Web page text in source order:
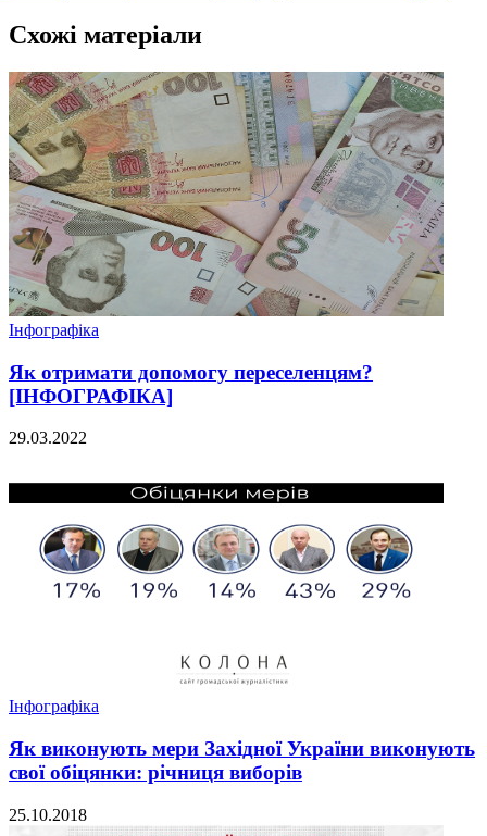
Схожі матеріали
Інфографіка
Як отримати допомогу переселенцям?
[ІНФОГРАФІКА]
29.03.2022
Інфографіка
Як виконують мери Західної України виконують
свої обіцянки: річниця виборів
25.10.2018